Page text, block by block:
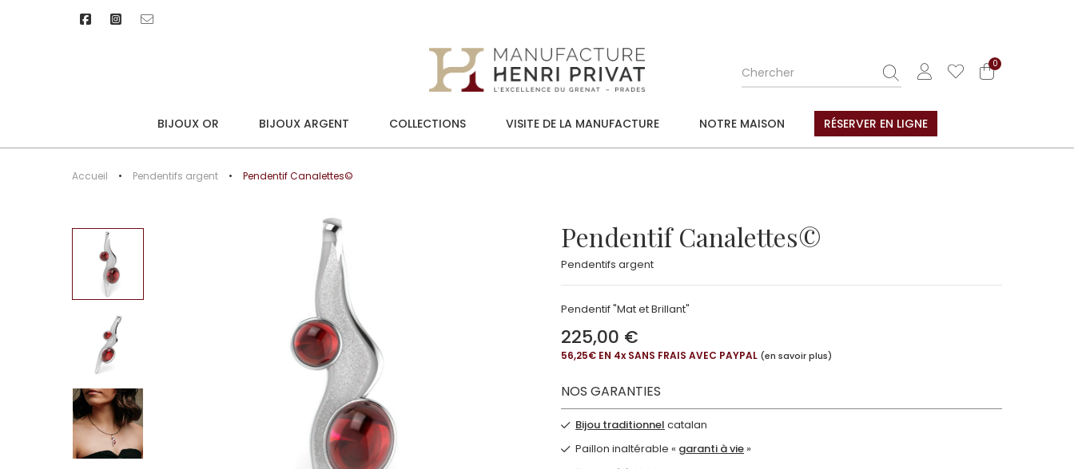
0
BIJOUX OR BIJOUX ARGENT COLLECTIONS VISITE DE LA MANUFACTURE NOTRE MAISON RÉSERVER EN LIGNE
Accueil Pendentifs argent Pendentif Canalettes©
Pendentif Canalettes©
Pendentifs argent
Pendentif "Mat et Brillant"
225,00 €
56,25€ EN 4xSANS FRAIS AVEC PAYPAL (en savoir plus)
NOS GARANTIES
Bijou traditionnel catalan
Paillon inaltérable « garanti à vie »